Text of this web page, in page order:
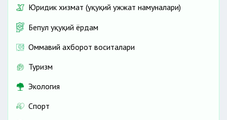
Юридик хизмат (ҳуқуқий ҳужжат намуналари)
Бепул ҳуқуқий ёрдам
Оммавий ахборот воситалари
Туризм
Экология
Спорт